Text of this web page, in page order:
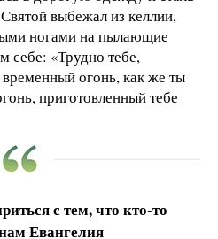
выбежал из келлии,
ногами на пылающие
себе: «Трудно тебе,
огонь, как же ты
приготовленный тебе
с тем, что кто-то
Евангелия